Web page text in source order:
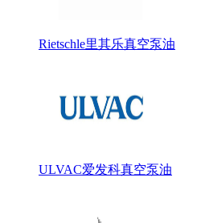
Rietschle里其乐真空泵油
ULVAC爱发科真空泵油